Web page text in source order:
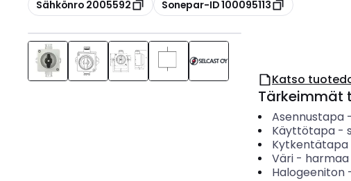
Sähkönro 2005592 Sonepar-ID 100095113
Katso
Tärkeimmät
Asennustapa-
Käyttötapa-
Kytkentätapa
Väri- harmaa
Halogeeniton